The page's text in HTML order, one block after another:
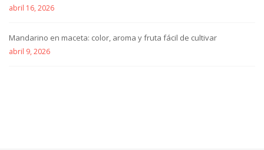
abril 16, 2026
Mandarino en maceta: color, aroma y fruta fácil de cultivar
abril 9, 2026